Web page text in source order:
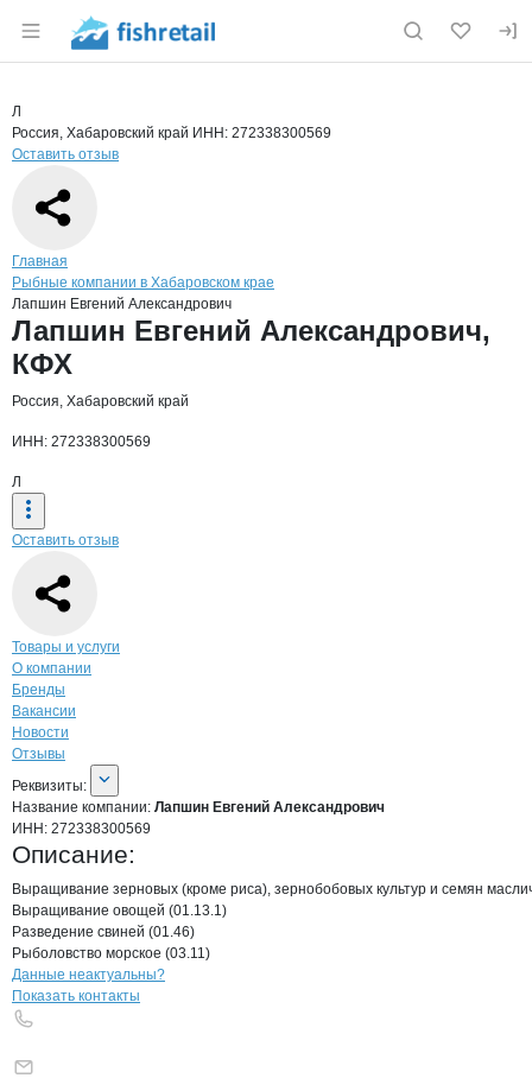
Раздел навигации по сайту fishretail.ru
Страница компании
Страница компании
Краткая информация о компании
Л
Россия, Хабаровский край ИНН: 272338300569
Оставить отзыв
Навигация по сайту
Главная
Рыбные компании в Хабаровском крае
Лапшин Евгений Александрович
Основная информация о компании
Лапшин Евгений Александрович,
КФХ
Россия, Хабаровский край
ИНН: 272338300569
Л
Оставить отзыв
Навигация по странице
Товары и услуги
О компании
Бренды
Вакансии
Новости
Отзывы
О компании
Реквизиты
Реквизиты:
Название компании: Лапшин Евгений Александрович
ИНН: 272338300569
Описание:
Выращивание зерновых (кроме риса), зернобобовых культур и семян
Выращивание овощей (01.13.1)
Разведение свиней (01.46)
Рыболовство морское (03.11)
Контактыкомпании
+7(800)000-00-..
Данные неактуальны?
Показать контакты